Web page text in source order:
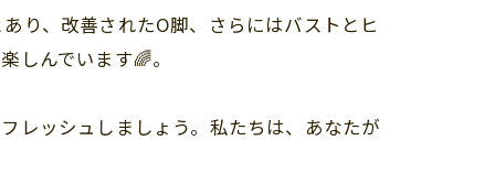
り、改善されたO脚、さらにはバストとヒ
しんでいます🌈。
レッシュしましょう。私たちは、あなたが